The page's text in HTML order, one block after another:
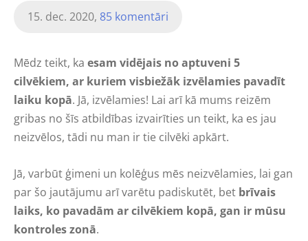
15. dec. 2020, 85 komentāri
Mēdz teikt, ka esam vidējais no aptuveni 5
cilvēkiem, ar kuriem visbiežāk izvēlamies pavadīt
laiku kopā. Jā, izvēlamies! Lai arī kā mums reizēm
gribas no šīs atbildības izvairīties un teikt, ka es jau
neizvēlos, tādi nu man ir tie cilvēki apkārt.
Jā, varbūt ģimeni un kolēģus mēs neizvēlamies, lai gan
par šo jautājumu arī varētu padiskutēt, bet brīvais
laiks, ko pavadām ar cilvēkiem kopā, gan ir mūsu
kontroles zonā.